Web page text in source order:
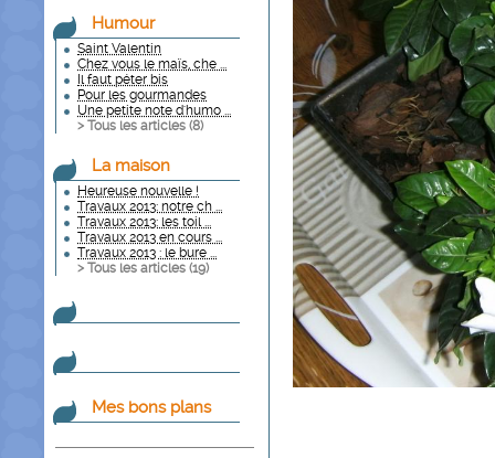
Humour
Saint Valentin
Chez vous le maïs, che ...
Il faut péter bis
Pour les gourmandes
Une petite note d'humo ...
> Tous les articles (8)
La maison
Heureuse nouvelle !
Travaux 2013: notre ch ...
Travaux 2013: les toil ...
Travaux 2013 en cours ...
Travaux 2013 : le bure ...
> Tous les articles (19)
Mes bons plans